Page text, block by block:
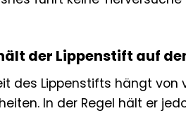
der Lippenstift auf
des Lippenstifts hängt von
In der Regel hält er